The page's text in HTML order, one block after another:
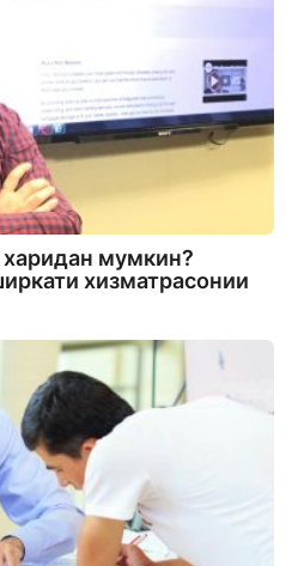
мумкин?
хизматрасонии